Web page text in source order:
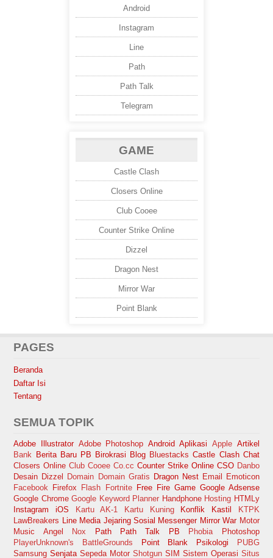
Android
Instagram
Line
Path
Path Talk
Telegram
GAME
Castle Clash
Closers Online
Club Cooee
Counter Strike Online
Dizzel
Dragon Nest
Mirror War
Point Blank
PAGES
Beranda
Daftar Isi
Tentang
SEMUA TOPIK
Adobe Illustrator Adobe Photoshop Android Aplikasi Apple Artikel
Bank Berita Baru PB Birokrasi Blog Bluestacks Castle Clash Chat
Closers Online Club Cooee Co.cc Counter Strike Online CSO Danbo
Desain Dizzel Domain Domain Gratis Dragon Nest Email Emoticon
Facebook Firefox Flash Fortnite Free Fire Game Google Adsense
Google Chrome Google Keyword Planner Handphone Hosting HTMLy
Instagram
iOS Kartu AK-1 Kartu Kuning Konflik Kastil
KTPK
LawBreakers Line Media Jejaring Sosial Messenger Mirror War Motor
Music Angel
Nox Path Path Talk PB Phobia
Photoshop
PlayerUnknown's BattleGrounds
Point Blank Psikologi
PUBG
Samsung Senjata Sepeda Motor Shotgun SIM Sistem Operasi Situs